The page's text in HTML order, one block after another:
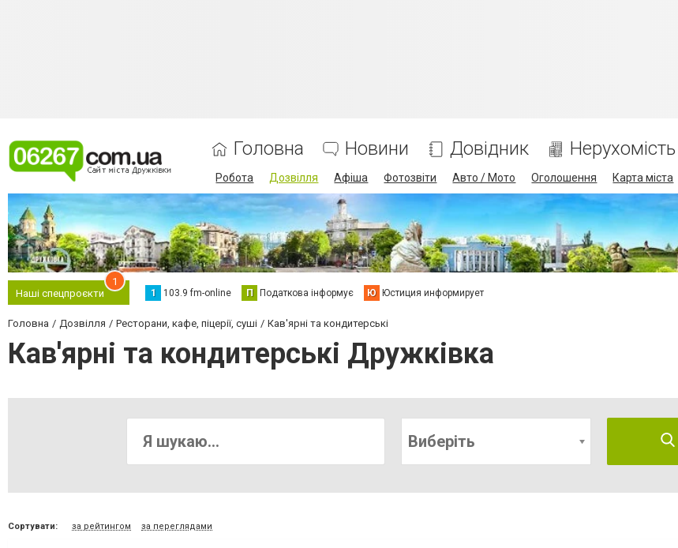
Головна Новини Довідник Нерухомість
Робота Дозвілля Афіша Фотозвіти Авто / Мото Оголошення Карта міста
Наші спецпроєкти
1
1 103.9 fm-online П Податкова інформує Ю Юстиция информирует
Головна Дозвілля Ресторани, кафе, піцерії, суші Кав'ярні та кондитерські
Кав'ярні та кондитерські Дружківка
Виберіть
Сортувати: за рейтингом за переглядами